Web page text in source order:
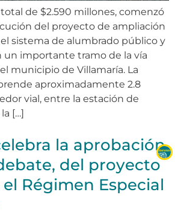
de $2.590 millones, comenzó
del proyecto de ampliación
sistema de alumbrado público y
un importante tramo de la vía
municipio de Villamaría. La
aproximadamente 2.8
vial, entre la estación de
[…]
la aprobación,
del proyecto
Régimen Especial